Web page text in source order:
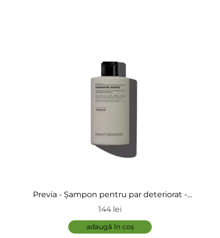
Previa - Șampon pentru par deteriorat -
Regenerating Shampoo
144 lei
adaugă în coș